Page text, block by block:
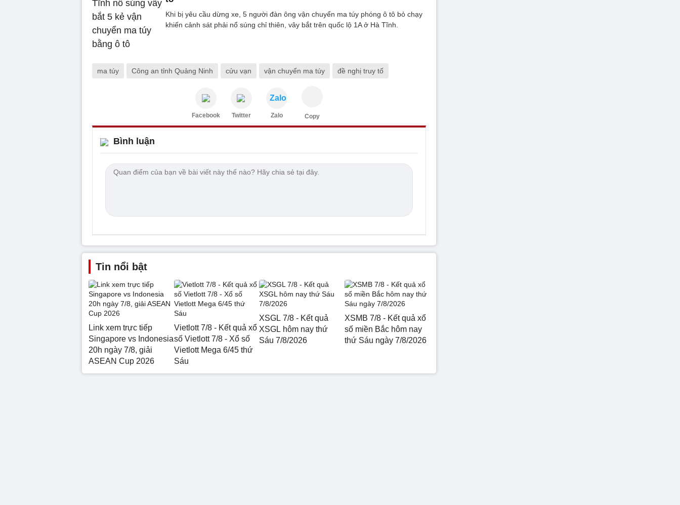
Khi bị yêu cầu dừng xe, 5 người đàn ông vận chuyển ma túy phóng ô tô bỏ chạy
khiến cảnh sát phải nổ súng chỉ thiên, vây bắt trên quốc lộ 1A ở Hà Tĩnh.
ma túy Công an tỉnh Quảng Ninh cửu vạn vận chuyển ma túy đề nghị truy tố
Facebook Twitter
Zalo
Zalo Copy
Bình luận
Tin nổi bật
Link xem trực tiếp
Singapore vs Indonesia
20h ngày 7/8, giải
ASEAN Cup 2026
Vietlott 7/8 - Kết quả xổ
số Vietlott 7/8 - Xổ số
Vietlott Mega 6/45 thứ
Sáu
XSGL 7/8 - Kết quả
XSGL hôm nay thứ
Sáu 7/8/2026
XSMB 7/8 - Kết quả xổ
số miền Bắc hôm nay
thứ Sáu ngày 7/8/2026